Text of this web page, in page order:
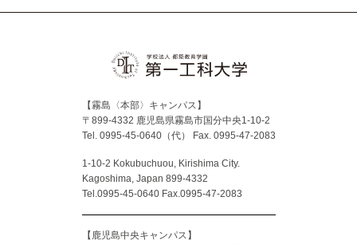
【霧島〈本部〉キャンパス】
〒899-4332 鹿児島県霧島市国分中央1-10-2
Tel. 0995-45-0640（代）
Fax. 0995-47-2083
1-10-2 Kokubuchuou, Kirishima City.
Kagoshima, Japan 899-4332
Tel.0995-45-0640 Fax.0995-47-2083
【鹿児島中央キャンパス】